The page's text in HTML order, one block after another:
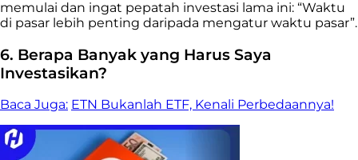
memulai dan ingat pepatah investasi lama ini: “Waktu
di pasar lebih penting daripada mengatur waktu pasar”.
6. Berapa Banyak yang Harus Saya
Investasikan?
Baca Juga: ETN Bukanlah ETF, Kenali Perbedaannya!